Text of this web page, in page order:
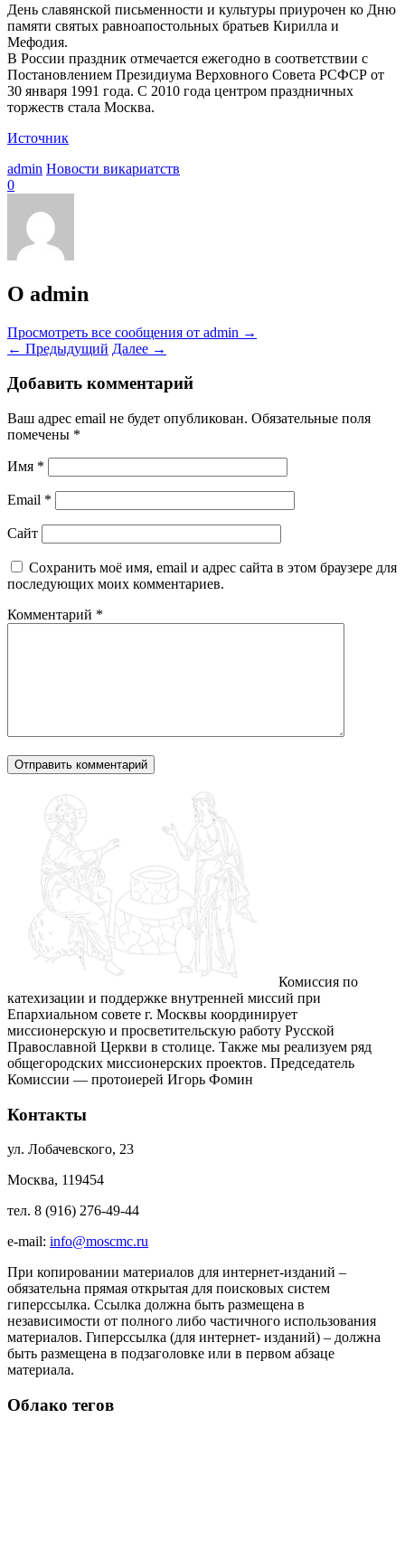
День славянской письменности и культуры приурочен ко Дню
памяти святых равноапостольных братьев Кирилла и
Мефодия.
В России праздник отмечается ежегодно в соответствии с
Постановлением Президиума Верховного Совета РСФСР от
30 января 1991 года. С 2010 года центром праздничных
торжеств стала Москва.
Источник
admin Новости викариатств
0
О admin
Просмотреть все сообщения от admin →
← Предыдущий Далее →
Добавить комментарий
Ваш адрес email не будет опубликован. Обязательные поля
помечены *
Имя *
Email *
Сайт
Сохранить моё имя, email и адрес сайта в этом браузере для
последующих моих комментариев.
Комментарий *
Комиссия по
катехизации и поддержке внутренней миссий при
Епархиальном совете г. Москвы координирует
миссионерскую и просветительскую работу Русской
Православной Церкви в столице. Также мы реализуем ряд
общегородских миссионерских проектов. Председатель
Комиссии — протоиерей Игорь Фомин
Контакты
ул. Лобачевского, 23
Москва, 119454
тел. 8 (916) 276-49-44
e-mail: info@moscmc.ru
При копировании материалов для интернет-изданий –
обязательна прямая открытая для поисковых систем
гиперссылка. Ссылка должна быть размещена в
независимости от полного либо частичного использования
материалов. Гиперссылка (для интернет- изданий) – должна
быть размещена в подзаголовке или в первом абзаце
материала.
Облако тегов